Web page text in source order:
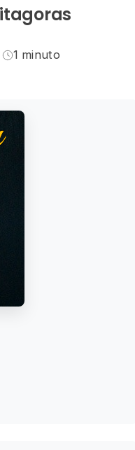
1 minuto